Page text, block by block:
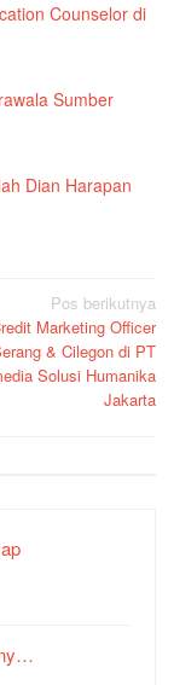
Counselor di
Sumber
Dian Harapan
Pos berikutnya
Marketing Officer
& Cilegon di PT
Solusi Humanika
Jakarta